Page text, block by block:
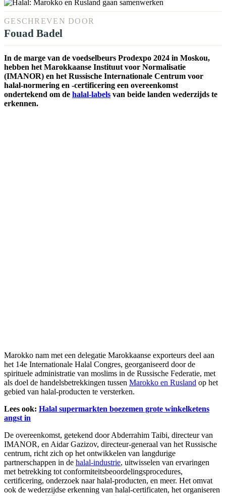
GESCHREVEN DOOR
Fouad Badel
In de marge van de voedselbeurs Prodexpo 2024 in Moskou,
hebben het Marokkaanse Instituut voor Normalisatie
(IMANOR) en het Russische Internationale Centrum voor
halal-normering en -certificering een overeenkomst
ondertekend om de halal-labels van beide landen wederzijds te
erkennen.
Marokko nam met een delegatie Marokkaanse exporteurs deel aan
het 14e Internationale Halal Congres, georganiseerd door de
spirituele administratie van moslims in de Russische Federatie, met
als doel de handelsbetrekkingen tussen Marokko en Rusland op het
gebied van halal-producten te versterken.
Lees ook: Halal supermarkten boezemen grote winkelketens
angst in
De overeenkomst, getekend door Abderrahim Taibi, directeur van
IMANOR, en Aidar Gazizov, directeur-generaal van het Russische
centrum, richt zich op het ontwikkelen van langdurige
partnerschappen in de halal-industrie, uitwisselen van ervaringen
met betrekking tot conformiteitsbeoordelingsprocedures,
certificering, onderzoek naar halal-producten, en meer. Het omvat
ook de wederzijdse erkenning van halal-certificaten, het organiseren